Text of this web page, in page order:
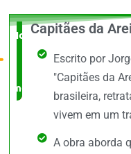
Novidade
no
mercado
Capitães da
Escrito por
"Capitães da
brasileira,
vivem em um
A obra aborda